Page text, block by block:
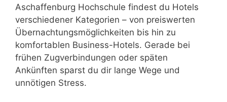
Aschaffenburg Hochschule findest du Hotels
verschiedener Kategorien – von preiswerten
Übernachtungsmöglichkeiten bis hin zu
komfortablen Business-Hotels. Gerade bei
frühen Zugverbindungen oder späten
Ankünften sparst du dir lange Wege und
unnötigen Stress.